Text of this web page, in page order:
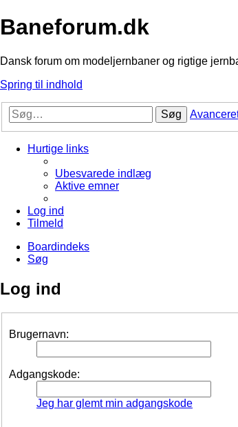
Baneforum.dk
Dansk forum om modeljernbaner og rigtige
Spring til indhold
Søg
Hurtige links
Ubesvarede indlæg
Aktive emner
Log ind
Tilmeld
Boardindeks
Søg
Log ind
Brugernavn:
Adgangskode:
Jeg har glemt min adgangskode